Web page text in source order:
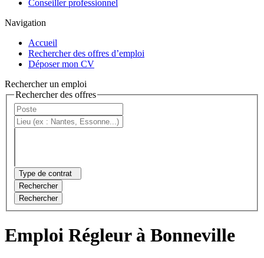
Conseiller professionnel
Navigation
Accueil
Rechercher des offres d’emploi
Déposer mon CV
Rechercher un emploi
Rechercher des offres
Type de contrat
Rechercher
Rechercher
Emploi Régleur à Bonneville